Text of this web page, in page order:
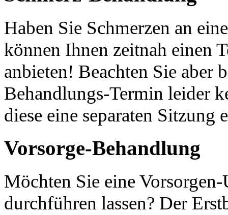
Haben Sie Schmerzen an
können Ihnen zeitnah einen
anbieten! Beachten Sie aber
Behandlungs-Termin leider
diese eine separaten Sitzung
Vorsorge-Behandlung
Möchten Sie eine
durchführen lassen? Der